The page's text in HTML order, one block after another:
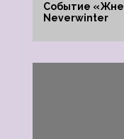
Событие
Neverwinter